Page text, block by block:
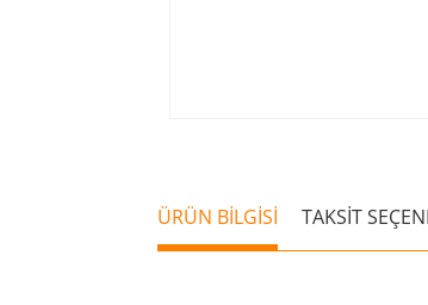
ÜRÜN BİLGİSİ TAKSİT